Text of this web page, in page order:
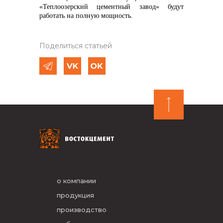
«Теплоозерский цементный завод» будут
работать на полную мощность.
Поделиться статьей
о компании
продукция
производство